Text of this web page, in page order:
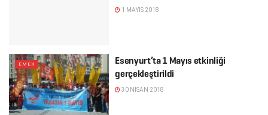
1 MAYIS 2018
EMEK
Esenyurt’ta 1 Mayıs etkinliği
gerçekleştirildi
30 NISAN 2018